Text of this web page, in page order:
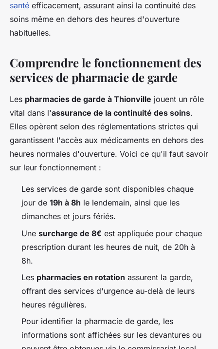
santé efficacement, assurant ainsi la continuité des
soins même en dehors des heures d'ouverture
habituelles.
Comprendre le fonctionnement des
services de pharmacie de garde
Les pharmacies de garde à Thionville jouent un rôle
vital dans l'assurance de la continuité des soins.
Elles opèrent selon des réglementations strictes qui
garantissent l'accès aux médicaments en dehors des
heures normales d'ouverture. Voici ce qu'il faut savoir
sur leur fonctionnement :
Les services de garde sont disponibles chaque
jour de 19h à 8h le lendemain, ainsi que les
dimanches et jours fériés.
Une surcharge de 8€ est appliquée pour chaque
prescription durant les heures de nuit, de 20h à
8h.
Les pharmacies en rotation assurent la garde,
offrant des services d'urgence au-delà de leurs
heures régulières.
Pour identifier la pharmacie de garde, les
informations sont affichées sur les devantures ou